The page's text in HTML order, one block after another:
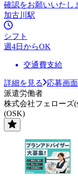
確認をお願いいたし
加古川駅
シフト
週4日からOK
交通費支給
詳細を見る
応募画
派遣労働者
株式会社フェローズ(
(OSK)